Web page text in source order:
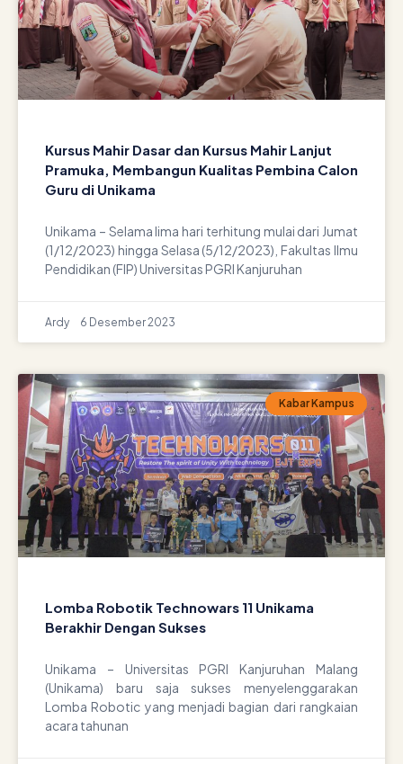
Kursus Mahir Dasar dan Kursus Mahir Lanjut
Pramuka, Membangun Kualitas Pembina Calon
Guru di Unikama
Unikama – Selama lima hari terhitung mulai dari Jumat
(1/12/2023) hingga Selasa (5/12/2023), Fakultas Ilmu
Pendidikan (FIP) Universitas PGRI Kanjuruhan
Ardy 6 Desember 2023
Kabar Kampus
Lomba Robotik Technowars 11 Unikama
Berakhir Dengan Sukses
Unikama – Universitas PGRI Kanjuruhan Malang
(Unikama) baru saja sukses menyelenggarakan
Lomba Robotic yang menjadi bagian dari rangkaian
acara tahunan